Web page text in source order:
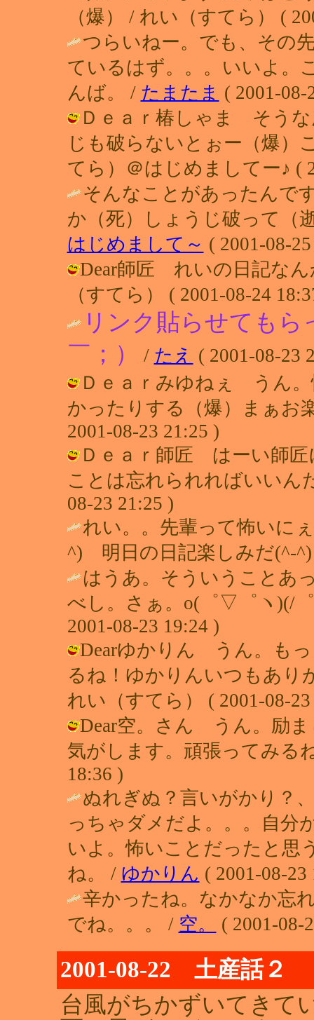
（爆） / れい（すてら） (
つらいねー。でも、その
ているはず。。。いいよ。
んば。 / たまたま ( 2001-08-
Ｄｅａｒ椿しゃま そうな
じも破らないとぉー（爆）
てら）＠はじめましてー♪ (
そんなことがあったんで
か（死）しょうじ破って（
はじめまして～ ( 2001-08-
Dear師匠 れいの日記な
（すてら） ( 2001-08-24
リンク貼らせても
￣；）
/ たえ ( 2001-08-23
Ｄｅａｒみゆねぇ うん。
かったりする（爆）まぁお
2001-08-23 21:25 )
Ｄｅａｒ師匠 はーい師匠
ことは忘れられればいいん
08-23 21:25 )
れい。。先輩って怖い
^) 明日の日記楽しみだ(^-
はうあ。そういうことあ
べし。さぁ。o(゜▽゜ヽ)(/
2001-08-23 19:24 )
Dearゆかりん うん。も
るね！ゆかりんいつもあり
れい（すてら） ( 2001-08-23
Dear空。さん うん。励
気がします。頑張ってみる
18:36 )
ぬれぎぬ？言いがかり？
っちゃダメだよ。。。自分
いよ。怖いことだったと思
ね。 / ゆかりん ( 2001-08-23
辛かったね。なかなか忘
でね。。。 / 空。 ( 2001-08-
2001-08-22 土産話２
台風がちかずいてきて